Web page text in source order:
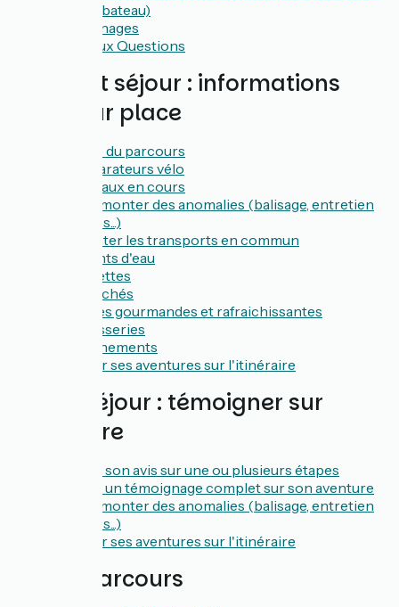
voiture, bateau)
Témoignages
Foire Aux Questions
Pendant séjour : informations
utiles sur place
Le tracé du parcours
Les réparateurs vélo
Les travaux en cours
Faire remonter des anomalies (balisage, entretien
des voies...)
Emprunter les transports en commun
Les points d'eau
Les toilettes
Les marchés
Adresses gourmandes et rafraichissantes
Les brasseries
Les évènements
Partager ses aventures sur l'itinéraire
Après séjour : témoigner sur
l'itinéraire
Donner son avis sur une ou plusieurs étapes
Donner un témoignage complet sur son aventure
Faire remonter des anomalies (balisage, entretien
des voies...)
Partager ses aventures sur l'itinéraire
Idées parcours